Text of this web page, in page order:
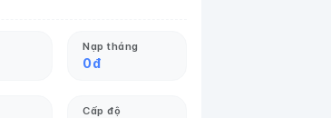
Nạp tháng
0đ
Cấp độ